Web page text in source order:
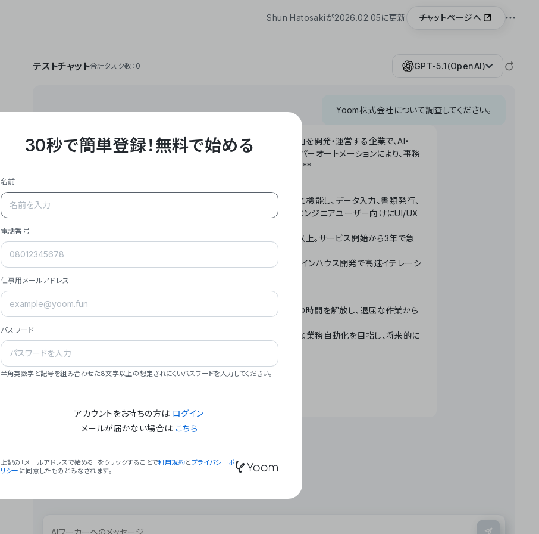
Shun Hatosakiが2026.02.05に更新 チャットページへ
テストチャット合計タスク数：0 GPT-5.1(OpenAI)
Yoom株式会社について調査してください。
**Yoom株式会社は、ビジネスオートメーションSaaS「Yoom」を開発・運営する企業で、AI・
API・RPA・OCRなどの技術をノーコードで組み合わせたハイパーオートメーションにより、事務
作業やデスクワークを自動化するサービスを提供しています。**
- **主力プロダクト「Yoom」**: SaaS連携データベースとして機能し、データ入力、書類発行、
メール対応、請求書処理、日報作成などの業務を自動化。非エンジニアユーザー向けにUI/UX
- **実績**: 国内利用社数20,000社超、直近成長率300%以上。サービス開始から3年で急
- **強み**: すべての自動化技術を1プラットフォームで完結。インハウス開発で高速イテレーシ
- **ミッション**: 「We Make Time」 – テクノロジーで人々の時間を解放し、退屈な作業から
- **ビジョン**: 「Global Business Automation」 – 世界的な業務自動化を目指し、将来的に
### 会社概要
30秒で簡単登録！無料で始める
名前
電話番号
仕事用メールアドレス
パスワード
半角英数字と記号を組み合わせた8文字以上の想定されにくいパスワードを入力してください。
アカウントをお持ちの方は ログイン
メールが届かない場合は こちら
上記の「メールアドレスで始める」をクリックすることで利用規約とプライバシーポ
リシー に同意したものとみなされます。